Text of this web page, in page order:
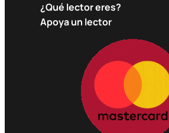
¿Qué lector eres?
Apoya un lector